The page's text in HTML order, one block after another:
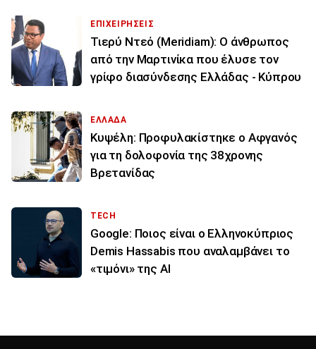
ΕΠΙΧΕΙΡΗΣΕΙΣ
Τιερύ Ντεό (Meridiam): Ο άνθρωπος
από την Μαρτινίκα που έλυσε τον
γρίφο διασύνδεσης Ελλάδας - Κύπρου
ΕΛΛΑΔΑ
Κυψέλη: Προφυλακίστηκε ο Αφγανός
για τη δολοφονία της 38χρονης
Βρετανίδας
TECH
Google: Ποιος είναι ο Ελληνοκύπριος
Demis Hassabis που αναλαμβάνει το
«τιμόνι» της ΑΙ